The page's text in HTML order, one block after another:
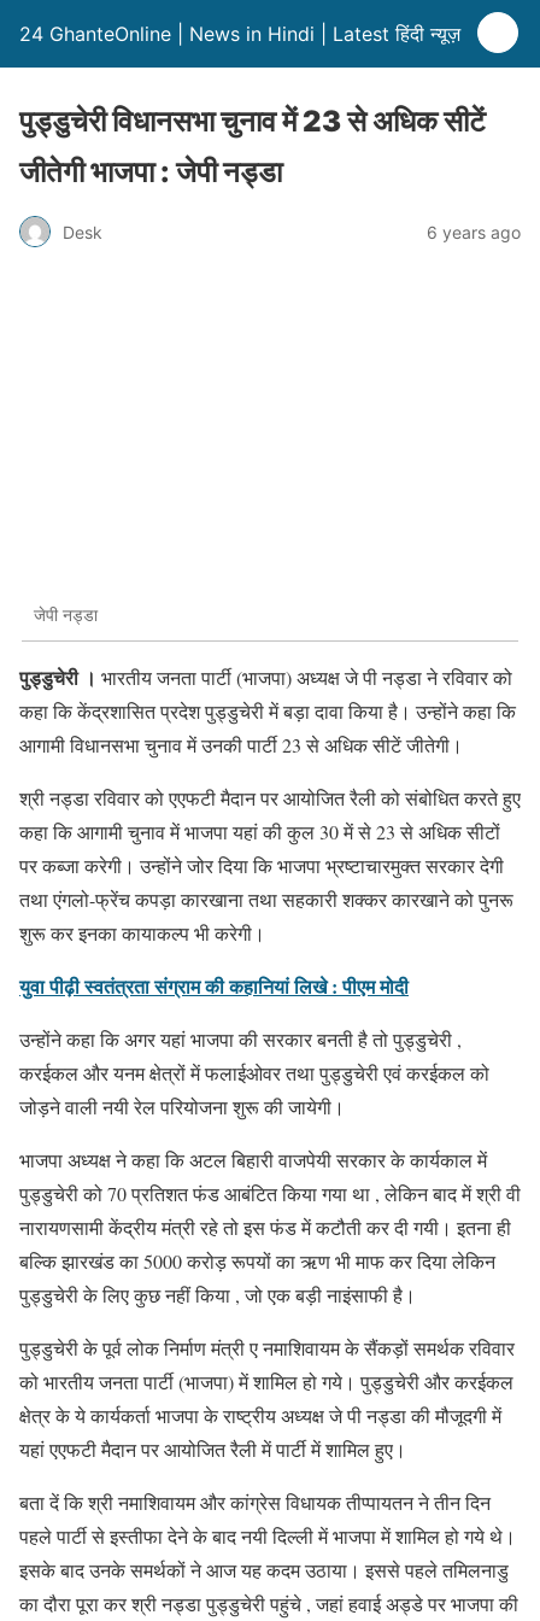
24 GhanteOnline | News in Hindi | Latest हिंदी न्यूज़
पुड्डुचेरी विधानसभा चुनाव में 23 से अधिक सीटें
जीतेगी भाजपा : जेपी नड्डा
Desk 6 years ago
जेपी नड्डा
पुड्डुचेरी । भारतीय जनता पार्टी (भाजपा) अध्यक्ष जे पी नड्डा ने रविवार को
कहा कि केंद्रशासित प्रदेश पुड्डुचेरी में बड़ा दावा किया है। उन्होंने कहा कि
आगामी विधानसभा चुनाव में उनकी पार्टी 23 से अधिक सीटें जीतेगी।
श्री नड्डा रविवार को एएफटी मैदान पर आयोजित रैली को संबोधित करते हुए
कहा कि आगामी चुनाव में भाजपा यहां की कुल 30 में से 23 से अधिक सीटों
पर कब्जा करेगी। उन्होंने जोर दिया कि भाजपा भ्रष्टाचारमुक्त सरकार देगी
तथा एंगलो-फ्रेंच कपड़ा कारखाना तथा सहकारी शक्कर कारखाने को पुनरू
शुरू कर इनका कायाकल्प भी करेगी।
युवा पीढ़ी स्वतंत्रता संग्राम की कहानियां लिखे : पीएम मोदी
उन्होंने कहा कि अगर यहां भाजपा की सरकार बनती है तो पुड्डुचेरी ,
करईकल और यनम क्षेत्रों में फलाईओवर तथा पुड्डुचेरी एवं करईकल को
जोड़ने वाली नयी रेल परियोजना शुरू की जायेगी।
भाजपा अध्यक्ष ने कहा कि अटल बिहारी वाजपेयी सरकार के कार्यकाल में
पुड्डुचेरी को 70 प्रतिशत फंड आबंटित किया गया था , लेकिन बाद में श्री वी
नारायणसामी केंद्रीय मंत्री रहे तो इस फंड में कटौती कर दी गयी। इतना ही
बल्कि झारखंड का 5000 करोड़ रूपयों का ऋण भी माफ कर दिया लेकिन
पुड्डुचेरी के लिए कुछ नहीं किया , जो एक बड़ी नाइंसाफी है।
पुड्डुचेरी के पूर्व लोक निर्माण मंत्री ए नमाशिवायम के सैंकड़ों समर्थक रविवार
को भारतीय जनता पार्टी (भाजपा) में शामिल हो गये। पुड्डुचेरी और करईकल
क्षेत्र के ये कार्यकर्ता भाजपा के राष्ट्रीय अध्यक्ष जे पी नड्डा की मौजूदगी में
यहां एएफटी मैदान पर आयोजित रैली में पार्टी में शामिल हुए।
बता दें कि श्री नमाशिवायम और कांग्रेस विधायक तीप्पायतन ने तीन दिन
पहले पार्टी से इस्तीफा देने के बाद नयी दिल्ली में भाजपा में शामिल हो गये थे।
इसके बाद उनके समर्थकों ने आज यह कदम उठाया। इससे पहले तमिलनाडु
का दौरा पूरा कर श्री नड्डा पुड्डुचेरी पहुंचे , जहां हवाई अड्डे पर भाजपा की